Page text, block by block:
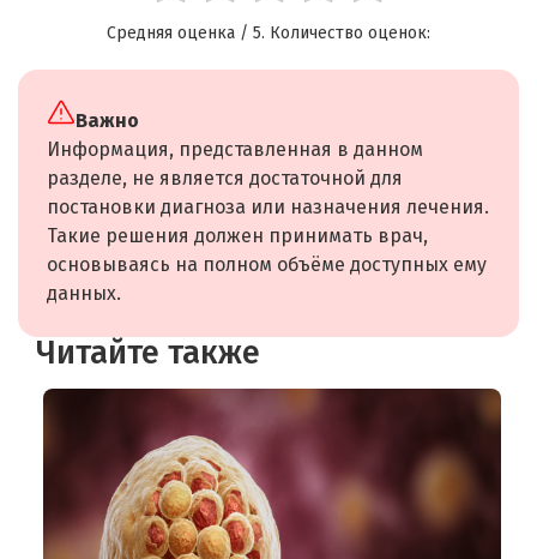
Средняя оценка / 5. Количество оценок:
Важно
Информация, представленная в данном
разделе, не является достаточной для
постановки диагноза или назначения лечения.
Такие решения должен принимать врач,
основываясь на полном объёме доступных ему
данных.
Читайте также